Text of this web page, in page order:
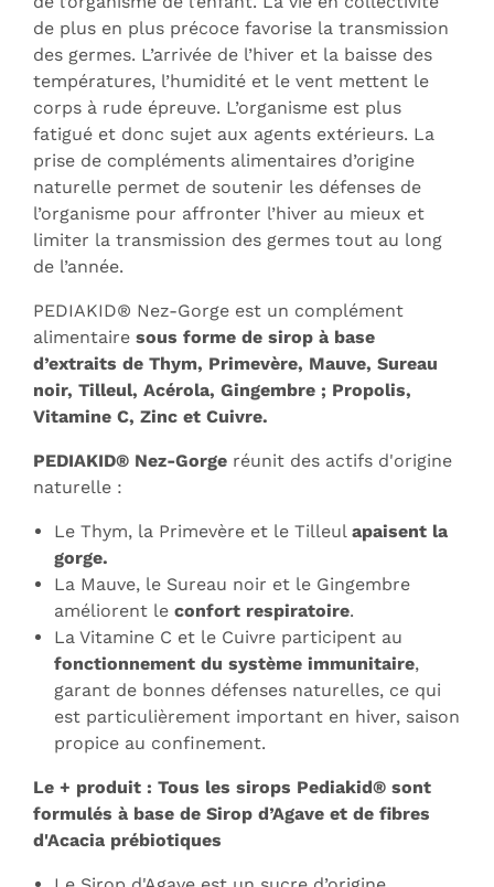
de plus en plus précoce favorise la transmission
des germes. L’arrivée de l’hiver et la baisse des
températures, l’humidité et le vent mettent le
corps à rude épreuve. L’organisme est plus
fatigué et donc sujet aux agents extérieurs. La
prise de compléments alimentaires d’origine
naturelle permet de soutenir les défenses de
l’organisme pour affronter l’hiver au mieux et
limiter la transmission des germes tout au long
de l’année.
PEDIAKID® Nez-Gorge est un complément
alimentaire sous forme de sirop à base
d’extraits de Thym, Primevère, Mauve, Sureau
noir, Tilleul, Acérola, Gingembre ; Propolis,
Vitamine C, Zinc et Cuivre.
PEDIAKID® Nez-Gorge réunit des actifs d'origine
naturelle :
Le Thym, la Primevère et le Tilleulapaisent la
gorge.
La Mauve, le Sureau noir et le Gingembre
améliorent le confort respiratoire.
La Vitamine C et le Cuivre participent au
fonctionnement du système immunitaire,
garant de bonnes défenses naturelles, ce qui
est particulièrement important en hiver, saison
propice au confinement.
Le + produit : Tous les sirops Pediakid® sont
formulés à base de Sirop d’Agave et de fibres
d'Acacia prébiotiques